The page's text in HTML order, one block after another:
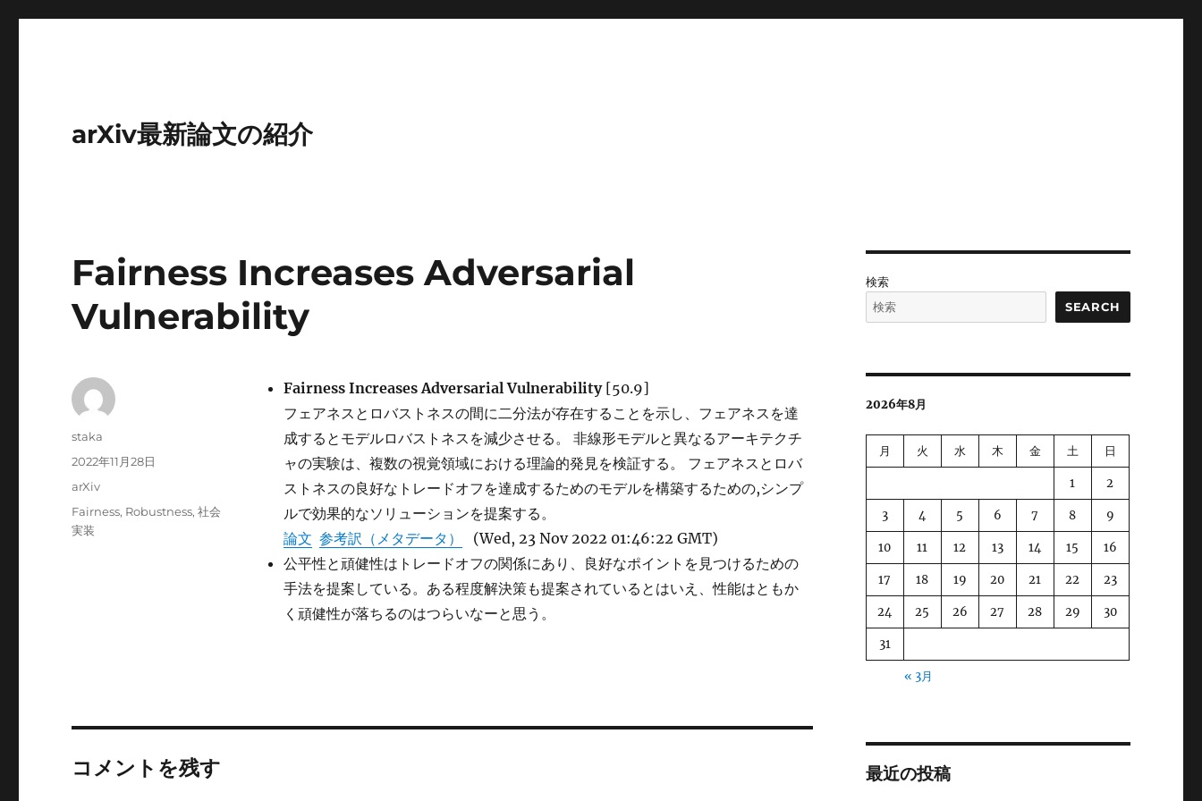
arXiv最新論文の紹介
Fairness Increases Adversarial
Vulnerability
Fairness Increases Adversarial Vulnerability [50.9]
フェアネスとロバストネスの間に二分法が存在することを示し、フェアネスを達
成するとモデルロバストネスを減少させる。 非線形モデルと異なるアーキテクチ
ャの実験は、複数の視覚領域における理論的発見を検証する。 フェアネスとロバ
ストネスの良好なトレードオフを達成するためのモデルを構築するための,シンプ
ルで効果的なソリューションを提案する。
論文 参考訳（メタデータ）
(Wed, 23 Nov 2022 01:46:22 GMT)
公平性と頑健性はトレードオフの関係にあり、良好なポイントを見つけるための
手法を提案している。ある程度解決策も提案されているとはいえ、性能はともか
く頑健性が落ちるのはつらいなーと思う。
投
staka
投
2022年11月28日
カ
ゴ
arXiv
タ
グ
Fairness, Robustness,社会
実装
コメントを残す
検索
SEARCH
2026年8月
月 火 水 木 金 土 日
1 2
3 4 5 6 7 8 9
10 11 12 13 14 15 16
17 18 19 20 21 22 23
24 25 26 27 28 29 30
31
« 3月
最近の投稿